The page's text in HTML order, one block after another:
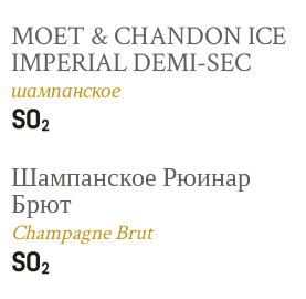
MOET & CHANDON ICE
IMPERIAL DEMI-SEC
шампанское
Шампанское Рюинар
Брют
Champagne Brut